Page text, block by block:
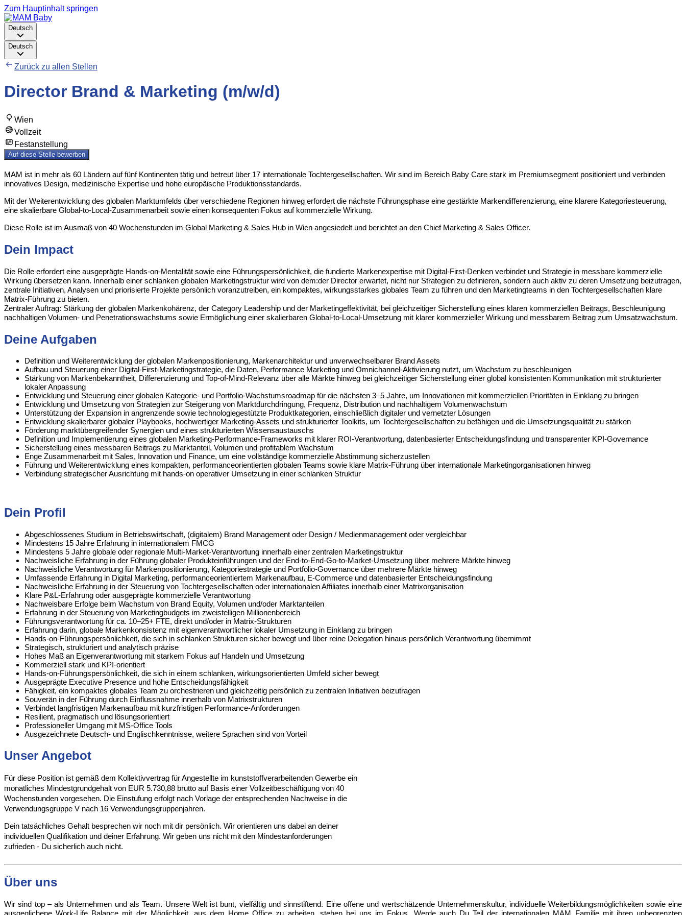
Zum Hauptinhalt springen
Deutsch
Deutsch
Zurück zu allen Stellen
Director Brand & Marketing (m/w/d)
Wien
Vollzeit
Festanstellung
Auf diese Stelle bewerben
MAM ist in mehr als 60 Ländern auf fünf Kontinenten tätig und betreut über 17 internationale Tochtergesellschaften. Wir sind im Bereich Baby Care stark im Premiumsegment positioniert und verbinden
innovatives Design, medizinische Expertise und hohe europäische Produktionsstandards.
Mit der Weiterentwicklung des globalen Marktumfelds über verschiedene Regionen hinweg erfordert die nächste Führungsphase eine gestärkte Markendifferenzierung, eine klarere Kategoriesteuerung,
eine skalierbare Global-to-Local-Zusammenarbeit sowie einen konsequenten Fokus auf kommerzielle Wirkung.
Diese Rolle ist im Ausmaß von 40 Wochenstunden im Global Marketing & Sales Hub in Wien angesiedelt und berichtet an den Chief Marketing & Sales Officer.
Dein Impact
Die Rolle erfordert eine ausgeprägte Hands-on-Mentalität sowie eine Führungspersönlichkeit, die fundierte Markenexpertise mit Digital-First-Denken verbindet und Strategie in messbare kommerzielle
Wirkung übersetzen kann. Innerhalb einer schlanken globalen Marketingstruktur wird von dem:der Director erwartet, nicht nur Strategien zu definieren, sondern auch aktiv zu deren Umsetzung beizutragen,
zentrale Initiativen, Analysen und priorisierte Projekte persönlich voranzutreiben, ein kompaktes, wirkungsstarkes globales Team zu führen und den Marketingteams in den Tochtergesellschaften klare
Matrix-Führung zu bieten.
Zentraler Auftrag: Stärkung der globalen Markenkohärenz, der Category Leadership und der Marketingeffektivität, bei gleichzeitiger Sicherstellung eines klaren kommerziellen Beitrags, Beschleunigung
nachhaltigen Volumen- und Penetrationswachstums sowie Ermöglichung einer skalierbaren Global-to-Local-Umsetzung mit klarer kommerzieller Wirkung und messbarem Beitrag zum Umsatzwachstum.
Deine Aufgaben
Definition und Weiterentwicklung der globalen Markenpositionierung, Markenarchitektur und unverwechselbarer Brand Assets
Aufbau und Steuerung einer Digital-First-Marketingstrategie, die Daten, Performance Marketing und Omnichannel-Aktivierung nutzt, um Wachstum zu beschleunigen
Stärkung von Markenbekanntheit, Differenzierung und Top-of-Mind-Relevanz über alle Märkte hinweg bei gleichzeitiger Sicherstellung einer global konsistenten Kommunikation mit strukturierter
lokaler Anpassung
Entwicklung und Steuerung einer globalen Kategorie- und Portfolio-Wachstumsroadmap für die nächsten 3–5 Jahre, um Innovationen mit kommerziellen Prioritäten in Einklang zu bringen
Entwicklung und Umsetzung von Strategien zur Steigerung von Marktdurchdringung, Frequenz, Distribution und nachhaltigem Volumenwachstum
Unterstützung der Expansion in angrenzende sowie technologiegestützte Produktkategorien, einschließlich digitaler und vernetzter Lösungen
Entwicklung skalierbarer globaler Playbooks, hochwertiger Marketing-Assets und strukturierter Toolkits, um Tochtergesellschaften zu befähigen und die Umsetzungsqualität zu stärken
Förderung marktübergreifender Synergien und eines strukturierten Wissensaustauschs
Definition und Implementierung eines globalen Marketing-Performance-Frameworks mit klarer ROI-Verantwortung, datenbasierter Entscheidungsfindung und transparenter KPI-Governance
Sicherstellung eines messbaren Beitrags zu Marktanteil, Volumen und profitablem Wachstum
Enge Zusammenarbeit mit Sales, Innovation und Finance, um eine vollständige kommerzielle Abstimmung sicherzustellen
Führung und Weiterentwicklung eines kompakten, performanceorientierten globalen Teams sowie klare Matrix-Führung über internationale Marketingorganisationen hinweg
Verbindung strategischer Ausrichtung mit hands-on operativer Umsetzung in einer schlanken Struktur
Dein Profil
Abgeschlossenes Studium in Betriebswirtschaft, (digitalem) Brand Management oder Design / Medienmanagement oder vergleichbar
Mindestens 15 Jahre Erfahrung in internationalem FMCG
Mindestens 5 Jahre globale oder regionale Multi-Market-Verantwortung innerhalb einer zentralen Marketingstruktur
Nachweisliche Erfahrung in der Führung globaler Produkteinführungen und der End-to-End-Go-to-Market-Umsetzung über mehrere Märkte hinweg
Nachweisliche Verantwortung für Markenpositionierung, Kategoriestrategie und Portfolio-Governance über mehrere Märkte hinweg
Umfassende Erfahrung in Digital Marketing, performanceorientiertem Markenaufbau, E-Commerce und datenbasierter Entscheidungsfindung
Nachweisliche Erfahrung in der Steuerung von Tochtergesellschaften oder internationalen Affiliates innerhalb einer Matrixorganisation
Klare P&L-Erfahrung oder ausgeprägte kommerzielle Verantwortung
Nachweisbare Erfolge beim Wachstum von Brand Equity, Volumen und/oder Marktanteilen
Erfahrung in der Steuerung von Marketingbudgets im zweistelligen Millionenbereich
Führungsverantwortung für ca. 10–25+ FTE, direkt und/oder in Matrix-Strukturen
Erfahrung darin, globale Markenkonsistenz mit eigenverantwortlicher lokaler Umsetzung in Einklang zu bringen
Hands-on-Führungspersönlichkeit, die sich in schlanken Strukturen sicher bewegt und über reine Delegation hinaus persönlich Verantwortung übernimmt
Strategisch, strukturiert und analytisch präzise
Hohes Maß an Eigenverantwortung mit starkem Fokus auf Handeln und Umsetzung
Kommerziell stark und KPI-orientiert
Hands-on-Führungspersönlichkeit, die sich in einem schlanken, wirkungsorientierten Umfeld sicher bewegt
Ausgeprägte Executive Presence und hohe Entscheidungsfähigkeit
Fähigkeit, ein kompaktes globales Team zu orchestrieren und gleichzeitig persönlich zu zentralen Initiativen beizutragen
Souverän in der Führung durch Einflussnahme innerhalb von Matrixstrukturen
Verbindet langfristigen Markenaufbau mit kurzfristigen Performance-Anforderungen
Resilient, pragmatisch und lösungsorientiert
Professioneller Umgang mit MS-Office Tools
Ausgezeichnete Deutsch- und Englischkenntnisse, weitere Sprachen sind von Vorteil
Unser Angebot
Für diese Position ist gemäß dem Kollektivvertrag für Angestellte im kunststoffverarbeitenden Gewerbe ein
monatliches Mindestgrundgehalt von EUR 5.730,88 brutto auf Basis einer Vollzeitbeschäftigung von 40
Wochenstunden vorgesehen. Die Einstufung erfolgt nach Vorlage der entsprechenden Nachweise in die
Verwendungsgruppe V nach 16 Verwendungsgruppenjahren.
Dein tatsächliches Gehalt besprechen wir noch mit dir persönlich. Wir orientieren uns dabei an deiner
individuellen Qualifikation und deiner Erfahrung. Wir geben uns nicht mit den Mindestanforderungen
zufrieden - Du sicherlich auch nicht.
Über uns
Wir sind top – als Unternehmen und als Team. Unsere Welt ist bunt, vielfältig und sinnstiftend. Eine offene und wertschätzende Unternehmenskultur, individuelle Weiterbildungsmöglichkeiten sowie eine
ausgeglichene Work-Life Balance mit der Möglichkeit, aus dem Home Office zu arbeiten, stehen bei uns im Fokus. Werde auch Du Teil der internationalen MAM Familie mit ihren unbegrenzten